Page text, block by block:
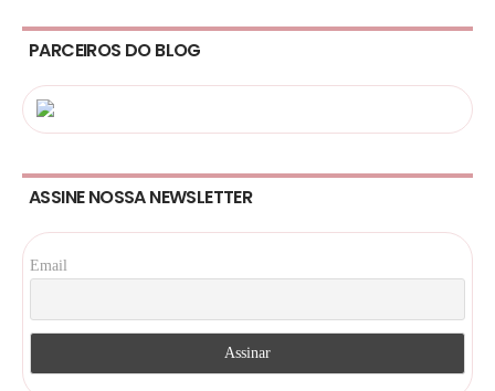
PARCEIROS DO BLOG
ASSINE NOSSA NEWSLETTER
Email